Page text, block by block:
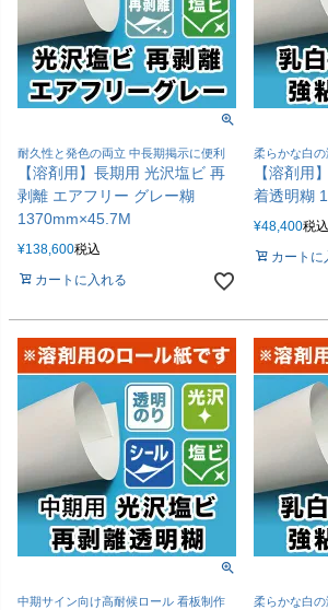
耐久性と発色の両立 中長期掲示に便利
【溶剤用】長期用 光沢塩ビ 再
剥離 エアフリー グレー糊
1370mm×45.7M
¥138,600税込
カートに入れる
柔らかな白
【溶剤用
着透明糊
¥48,400税込
カートに
中期サイン向け高耐候ロール 看板制作
柔らかな白